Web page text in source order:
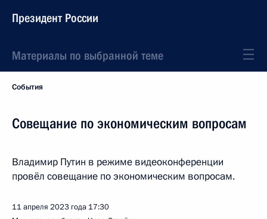
Президент России
Материалы по выбранной теме
События
Совещание по экономическим вопросам
Владимир Путин в режиме видеоконференции
провёл совещание по экономическим вопросам.
11 апреля 2023 года 17:30